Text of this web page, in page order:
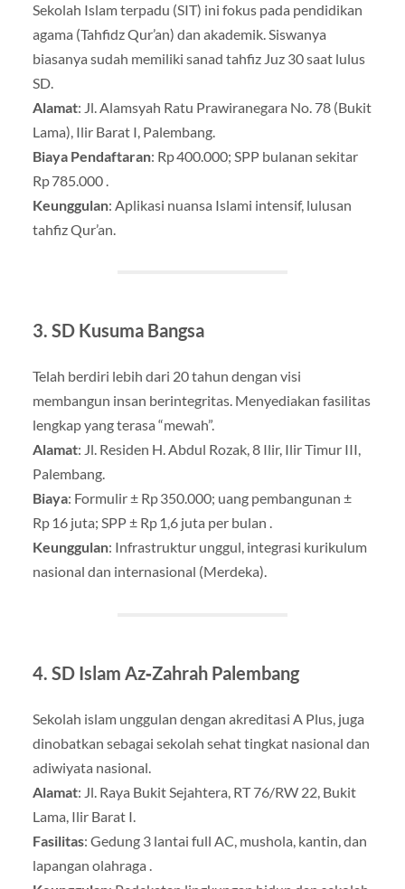
Sekolah Islam terpadu (SIT) ini fokus pada pendidikan
agama (Tahfidz Qur’an) dan akademik. Siswanya
biasanya sudah memiliki sanad tahfiz Juz 30 saat lulus
SD.
Alamat: Jl. Alamsyah Ratu Prawiranegara No. 78 (Bukit
Lama), Ilir Barat I, Palembang.
Biaya Pendaftaran: Rp 400.000; SPP bulanan sekitar
Rp 785.000 .
Keunggulan: Aplikasi nuansa Islami intensif, lulusan
tahfiz Qur’an.
3. SD Kusuma Bangsa
Telah berdiri lebih dari 20 tahun dengan visi
membangun insan berintegritas. Menyediakan fasilitas
lengkap yang terasa “mewah”.
Alamat: Jl. Residen H. Abdul Rozak, 8 Ilir, Ilir Timur III,
Palembang.
Biaya: Formulir ± Rp 350.000; uang pembangunan ±
Rp 16 juta; SPP ± Rp 1,6 juta per bulan .
Keunggulan: Infrastruktur unggul, integrasi kurikulum
nasional dan internasional (Merdeka).
4. SD Islam Az‑Zahrah Palembang
Sekolah islam unggulan dengan akreditasi A Plus, juga
dinobatkan sebagai sekolah sehat tingkat nasional dan
adiwiyata nasional
Alamat: Jl. Raya Bukit Sejahtera, RT 76/RW 22, Bukit
Lama, Ilir Barat I.
Fasilitas: Gedung 3 lantai full AC, mushola, kantin, dan
lapangan olahraga .